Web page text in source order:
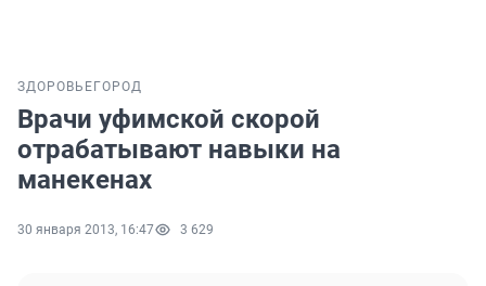
ЗДОРОВЬЕ ГОРОД
Врачи уфимской скорой
отрабатывают навыки на
манекенах
30 января 2013, 16:47 3 629